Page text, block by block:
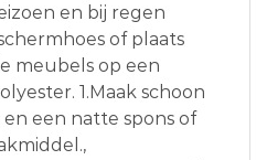
en bij regen
of plaats
meubels op een
1.Maak schoon
een natte spons of